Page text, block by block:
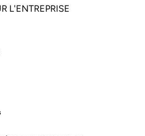
L'ENTREPRISE